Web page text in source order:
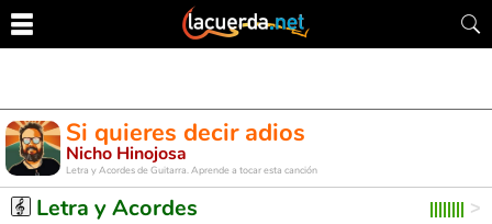
Si quieres decir adios
Nicho Hinojosa
Letra y Acordes de Guitarra. Aprende a tocar esta canción
Letra y Acordes